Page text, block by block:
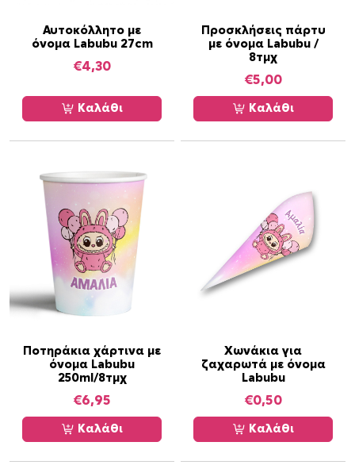
Αυτοκόλλητο με
όνομα Labubu 27cm
€4,30
Καλάθι
Προσκλήσεις πάρτυ
με όνομα Labubu /
8τμχ
€5,00
Καλάθι
Ποτηράκια χάρτινα με
όνομα Labubu
250ml/8τμχ
€6,95
Καλάθι
Χωνάκια για
ζαχαρωτά με όνομα
Labubu
€0,50
Καλάθι